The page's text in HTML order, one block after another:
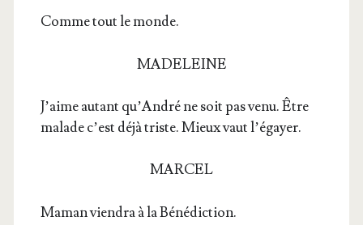
Comme tout le monde.
MADELEINE
J’aime autant qu’An­dré ne soit pas venu. Être
malade c’est déjà triste. Mieux vaut l’égayer.
MARCEL
Maman vien­dra à la Bénédiction.